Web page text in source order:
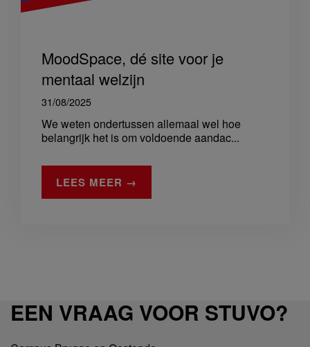
MoodSpace, dé site voor je
mentaal welzijn
31/08/2025
We weten ondertussen allemaal wel hoe
belangrijk het is om voldoende aandac...
LEES MEER →
EEN VRAAG VOOR STUVO?